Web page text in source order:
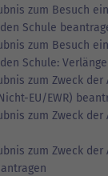
zum Besuch
Schule
zum Besuch
Schule:
zum Zweck der
EU/EWR)
zum Zweck der
zum Zweck der